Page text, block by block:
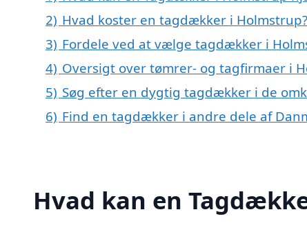
2) Hvad koster en tagdækker i Holmstrup?
3) Fordele ved at vælge tagdækker i
4) Oversigt over tømrer- og tagfirmaer i
5) Søg efter en dygtig tagdækker i de
6) Find en tagdækker i andre dele af
Hvad kan en